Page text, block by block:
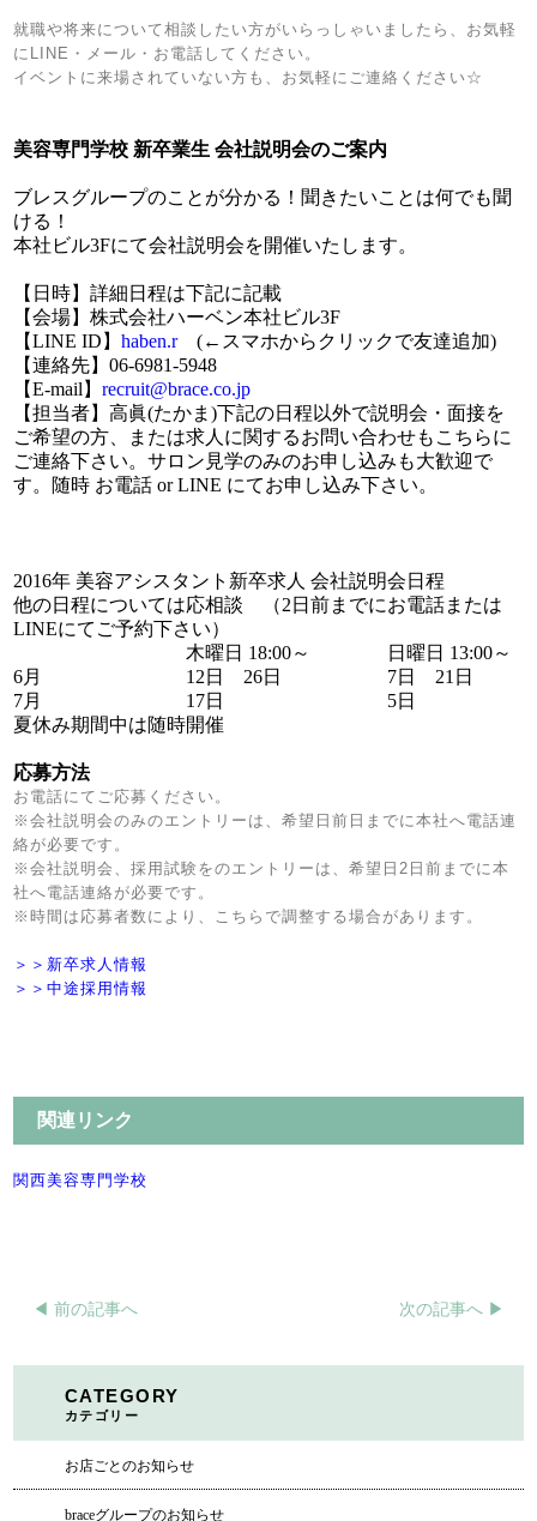
就職や将来について相談したい方がいらっしゃいましたら、お気軽
にLINE・メール・お電話してください。
イベントに来場されていない方も、お気軽にご連絡ください☆
美容専門学校 新卒業生 会社説明会のご案内
ブレスグループのことが分かる！聞きたいことは何でも聞
ける！
本社ビル3Fにて会社説明会を開催いたします。
【日時】詳細日程は下記に記載
【会場】株式会社ハーベン本社ビル3F
【LINE ID】haben.r(←スマホからクリックで友達追加)
【連絡先】06-6981-5948
【E-mail】recruit@brace.co.jp
【担当者】高眞(たかま)下記の日程以外で説明会・面接を
ご希望の方、または求人に関するお問い合わせもこちらに
ご連絡下さい。サロン見学のみのお申し込みも大歓迎で
す。随時 お電話 or LINE にてお申し込み下さい。
2016年 美容アシスタント新卒求人 会社説明会日程
他の日程については応相談 （2日前までにお電話または
LINEにてご予約下さい）
木曜日 18:00～
日曜日 13:00～
6月
12日 26日
7日 21日
7月
17日
5日
夏休み期間中は随時開催
応募方法
お電話にてご応募ください。
※会社説明会のみのエントリーは、希望日前日までに本社へ電話連
絡が必要です。
※会社説明会、採用試験をのエントリーは、希望日2日前までに本
社へ電話連絡が必要です。
※時間は応募者数により、こちらで調整する場合があります。
＞＞新卒求人情報
＞＞中途採用情報
関連リンク
関西美容専門学校
◀︎ 前の記事へ 次の記事へ ▶︎
CATEGORY
カテゴリー
お店ごとのお知らせ
braceグループのお知らせ